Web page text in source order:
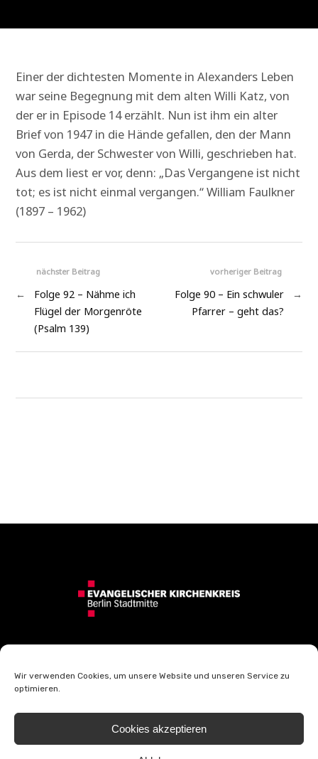
Wir verwenden Cookies, um unsere Website und unseren Service zu
optimieren.
Cookies akzeptieren
Einer der dichtesten Momente in Alexanders Leben
war seine Begegnung mit dem alten Willi Katz, von
der er in Episode 14 erzählt. Nun ist ihm ein alter
Brief von 1947 in die Hände gefallen, den der Mann
von Gerda, der Schwester von Willi, geschrieben hat.
Aus dem liest er vor, denn: „Das Vergangene ist nicht
tot; es ist nicht einmal vergangen.“ William Faulkner
(1897 – 1962)
vorheriger Beitrag
Folge 90 – Ein schwuler
Pfarrer – geht das?
→
nächster Beitrag
←
Folge 92 – Nähme ich
Flügel der Morgenröte
(Psalm 139)
Impressum
Datenschutzerklärung